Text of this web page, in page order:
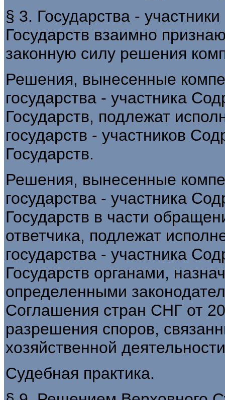
§ 3. Государства -
Государств взаимно
законную силу решения
Решения, вынесенные
государства - участника
Государств, подлежат
государств - участников
Государств.
Решения, вынесенные
государства - участника
Государств в части
ответчика, подлежат
государства - участника
Государств органами,
определенными
Соглашения стран СНГ от
разрешения споров,
хозяйственной
Судебная практика.